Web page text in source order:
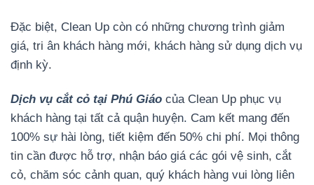
Đặc biệt, Clean Up còn có những chương trình giảm
giá, tri ân khách hàng mới, khách hàng sử dụng dịch vụ
định kỳ.
Dịch vụ cắt cỏ tại Phú Giáo của Clean Up phục vụ
khách hàng tại tất cả quận huyện. Cam kết mang đến
100% sự hài lòng, tiết kiệm đến 50% chi phí. Mọi thông
tin cần được hỗ trợ, nhận báo giá các gói vệ sinh, cắt
cỏ, chăm sóc cảnh quan, quý khách hàng vui lòng liên